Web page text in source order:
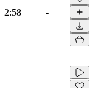
2:58 -